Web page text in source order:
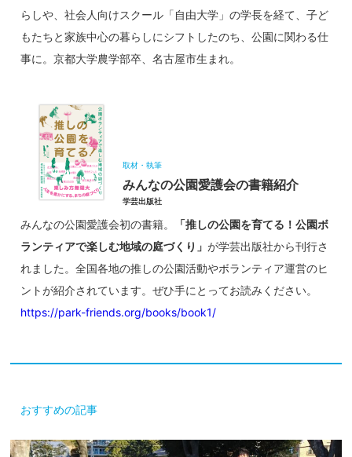
らしや、社会人向けスクール「自由大学」の学長を経て、子ど
もたちと家族中心の暮らしにシフトしたのち、公園に関わる仕
事に。京都大学農学部卒、名古屋市生まれ。
取材・執筆
みんなの公園愛護会の書籍紹介
学芸出版社
みんなの公園愛護会初の書籍。
「推しの公園を育てる！公園ボ
ランティアで楽しむ地域の庭づくり」 が学芸出版社から刊行さ
れました。全国各地の推しの公園活動やボランティア運営のヒ
ントが紹介されています。ぜひ手にとってお読みください。
https://park-friends.org/books/book1/
おすすめの記事